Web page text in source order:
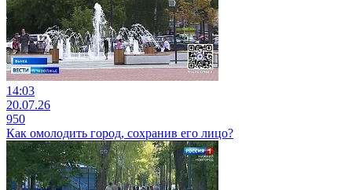
14:03
20.07.26
950
Как омолодить город, сохранив его лицо?